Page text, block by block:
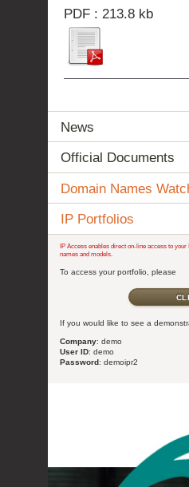
PDF : 213.8 kb
News
Official Documents
Domain Names
IP Portfolios
IP Access enables direct on-line access to
names and models.
To access your portfolio, please
If you would like to see a
Company: demo
User ID: demo
Password: demoipr2